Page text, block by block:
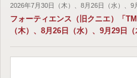
2026年7月30日（木）、8月26日（水）、9
フォーティエンス（旧クニエ）「
（木）、8月26日（水）、9月29日